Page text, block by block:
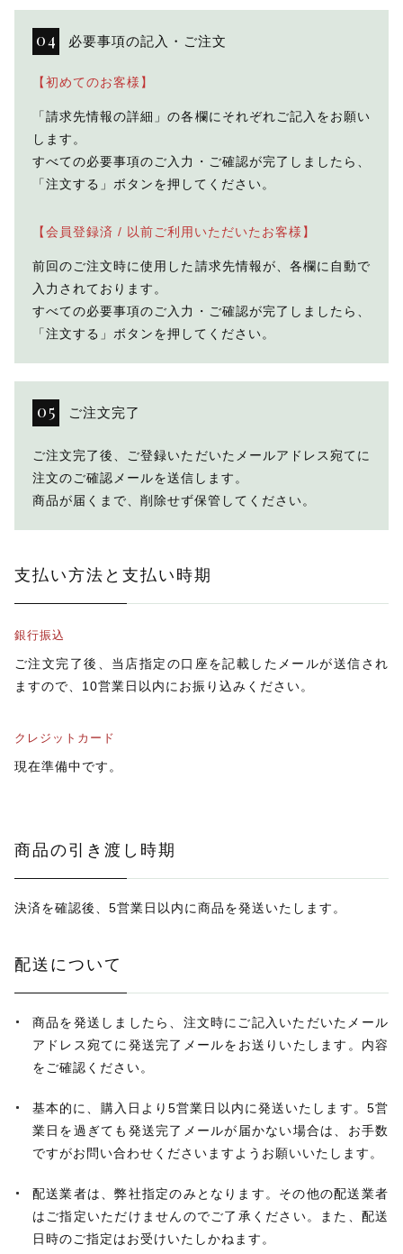
必要事項の記入・ご注文
【初めてのお客様】
「請求先情報の詳細」の各欄にそれぞれご記入をお願い
します。
すべての必要事項のご入力・ご確認が完了しましたら、
「注文する」ボタンを押してください。
【会員登録済 / 以前ご利用いただいたお客様】
前回のご注文時に使用した請求先情報が、各欄に自動で
入力されております。
すべての必要事項のご入力・ご確認が完了しましたら、
「注文する」ボタンを押してください。
ご注文完了
ご注文完了後、ご登録いただいたメールアドレス宛てに
注文のご確認メールを送信します。
商品が届くまで、削除せず保管してください。
支払い方法と支払い時期
銀行振込
ご注文完了後、当店指定の口座を記載したメールが送信され
ますので、10営業日以内にお振り込みください。
クレジットカード
現在準備中です。
商品の引き渡し時期
決済を確認後、5営業日以内に商品を発送いたします。
配送について
商品を発送しましたら、注文時にご記入いただいたメール
アドレス宛てに発送完了メールをお送りいたします。内容
をご確認ください。
基本的に、購入日より5営業日以内に発送いたします。5営
業日を過ぎても発送完了メールが届かない場合は、お手数
ですがお問い合わせくださいますようお願いいたします。
配送業者は、弊社指定のみとなります。その他の配送業者
はご指定いただけませんのでご了承ください。また、配送
日時のご指定はお受けいたしかねます。